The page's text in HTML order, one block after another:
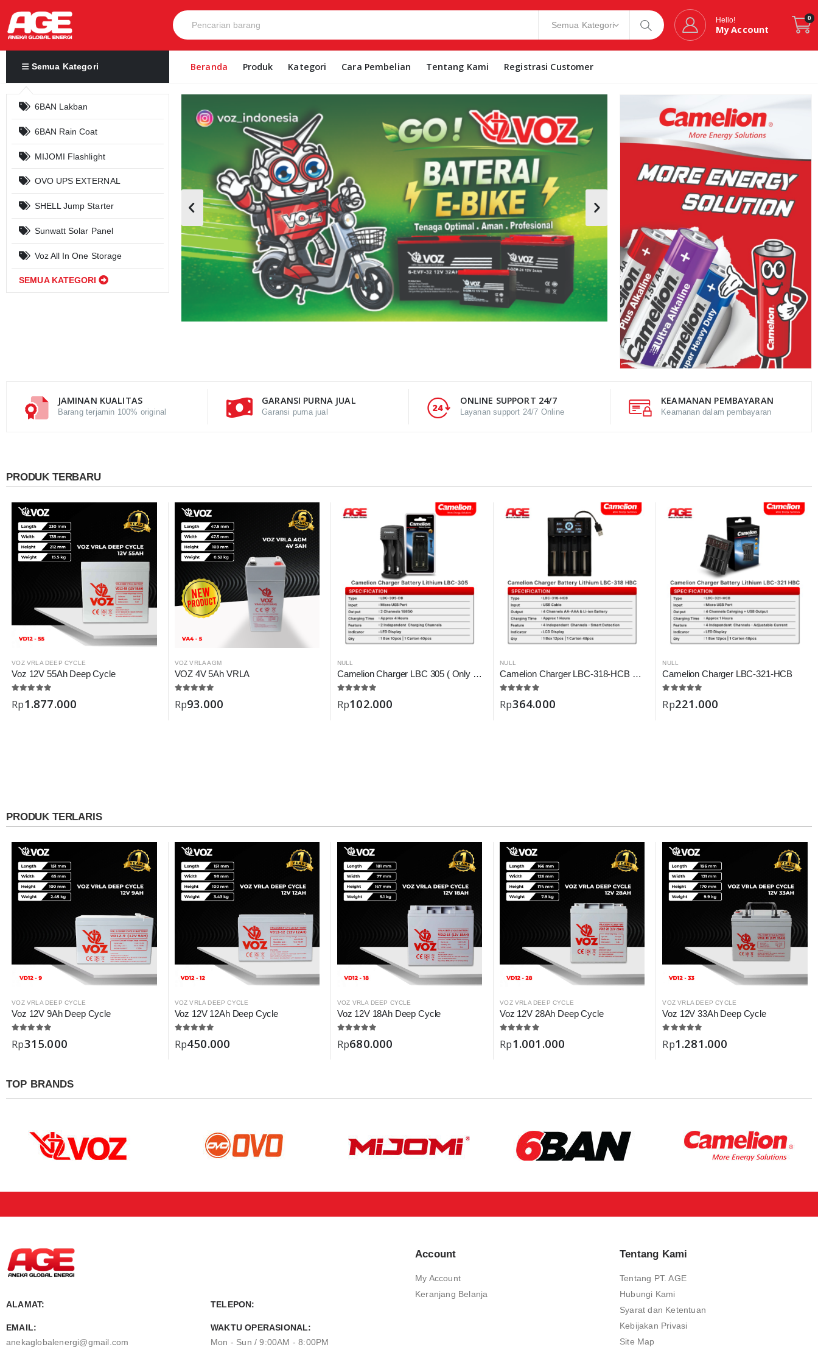
Hello!
My Account
0
Semua Kategori
6BAN Lakban
6BAN Rain Coat
MIJOMI Flashlight
OVO UPS EXTERNAL
SHELL Jump Starter
Sunwatt Solar Panel
Voz All In One Storage
SEMUA KATEGORI
Beranda Produk Kategori Cara Pembelian Tentang Kami Registrasi Customer
JAMINAN KUALITAS
Barang terjamin 100% original
GARANSI PURNA JUAL
Garansi purna jual
ONLINE SUPPORT 24/7
Layanan support 24/7 Online
KEAMANAN PEMBAYARAN
Keamanan dalam pembayaran
PRODUK TERBARU
VOZ VRLA DEEP CYCLE
Voz 12V 55Ah Deep Cycle
Rp1.877.000
VOZ VRLA AGM
VOZ 4V 5Ah VRLA
Rp93.000
NULL
Camelion Charger LBC 305 ( Only Battery 18650 )
Rp102.000
NULL
Camelion Charger LBC-318-HCB Digital
Rp364.000
NULL
Camelion Charger LBC-321-HCB
Rp221.000
PRODUK TERLARIS
VOZ VRLA DEEP CYCLE
Voz 12V 9Ah Deep Cycle
Rp315.000
VOZ VRLA DEEP CYCLE
Voz 12V 12Ah Deep Cycle
Rp450.000
VOZ VRLA DEEP CYCLE
Voz 12V 18Ah Deep Cycle
Rp680.000
VOZ VRLA DEEP CYCLE
Voz 12V 28Ah Deep Cycle
Rp1.001.000
VOZ VRLA DEEP CYCLE
Voz 12V 33Ah Deep Cycle
Rp1.281.000
TOP BRANDS
ALAMAT: TELEPON:
EMAIL:
anekaglobalenergi@gmail.com
WAKTU OPERASIONAL:
Mon - Sun / 9:00AM - 8:00PM
Account
My Account
Keranjang Belanja
Tentang Kami
Tentang PT. AGE
Hubungi Kami
Syarat dan Ketentuan
Kebijakan Privasi
Site Map